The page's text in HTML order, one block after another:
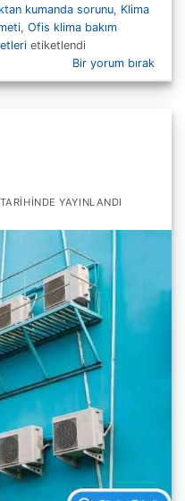
kumanda sorunu, Klima
,Ofis klima bakım
etiketlendi
Bir yorum bırak
TARIHINDE YAYINLANDI